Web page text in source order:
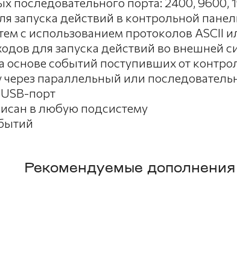
запуска действий в контрольной
с использованием протоколов ASCII
для запуска действий во внешней
основе событий поступивших от
параллельный или
порт
в любую подсистему
Рекомендуемые дополнения